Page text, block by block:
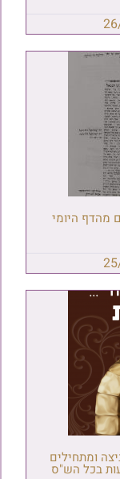
מהדף היומי
ומתחילים
בכל הש"ס